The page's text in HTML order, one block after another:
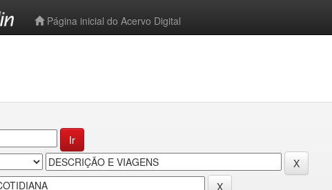
Página inicial do Acervo Digital